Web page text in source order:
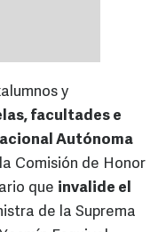
y
facultades e
Autónoma
Comisión de Honor
que invalide el
de la Suprema